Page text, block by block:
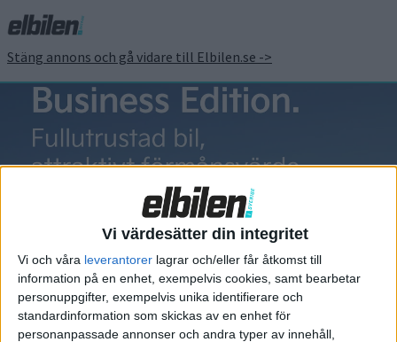
Vi värdesätter din integritet
Vi och våra leverantorer lagrar och/eller får åtkomst till
information på en enhet, exempelvis cookies, samt bearbetar
personuppgifter, exempelvis unika identifierare och
standardinformation som skickas av en enhet för
personanpassade annonser och andra typer av innehåll,
Stäng annons och gå vidare till Elbilen.se ->
BMW X5
Elbilens nyhetsbrev
Håll dig uppdaterad om de senaste nyheterna!